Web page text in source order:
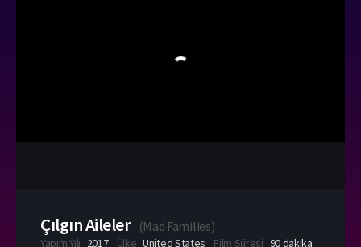
Çılgın Aileler (Mad Families)
Yapım Yılı 2017 Ülke United States Film Süresi 90 dakika